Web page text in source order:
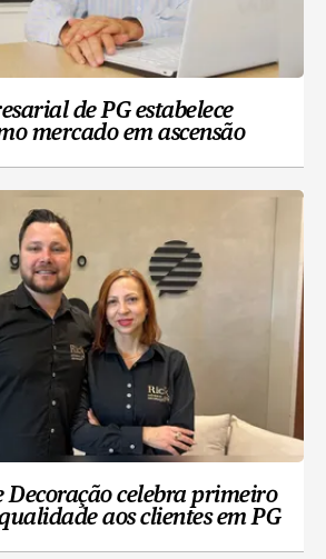
de PG estabelece
mercado em ascensão
Decoração celebra primeiro
aos clientes em PG